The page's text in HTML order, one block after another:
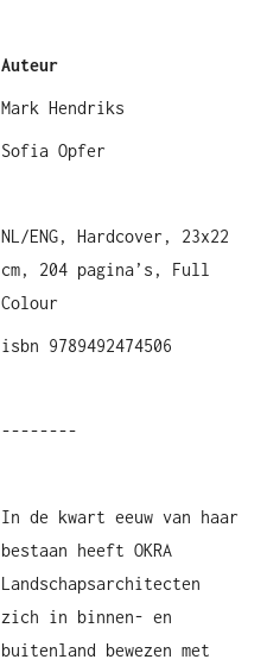
Auteur
Mark Hendriks
Sofia Opfer
NL/ENG, Hardcover, 23x22
cm, 204 pagina’s, Full
Colour
isbn 9789492474506
--------
In de kwart eeuw van haar
bestaan heeft OKRA
Landschapsarchitecten
zich in binnen- en
buitenland bewezen met